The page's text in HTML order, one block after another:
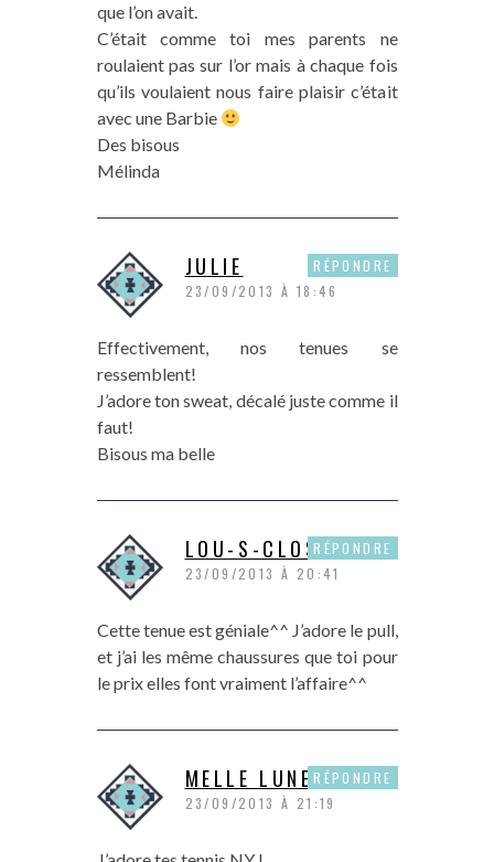
que l’on avait.
C’était comme toi mes parents ne
roulaient pas sur l’or mais à chaque fois
qu’ils voulaient nous faire plaisir c’était
avec une Barbie
Des bisous
Mélinda
JULIE
23/09/2013 À 18:46
Effectivement, nos tenues se
ressemblent!
J’adore ton sweat, décalé juste comme il
faut!
Bisous ma belle
RÉPONDRE
LOU-S-CLOSET
23/09/2013 À 20:41
Cette tenue est géniale^^ J’adore le pull,
et j’ai les même chaussures que toi pour
le prix elles font vraiment l’affaire^^
RÉPONDRE
MELLE LUNETTES
23/09/2013 À 21:19
RÉPONDRE